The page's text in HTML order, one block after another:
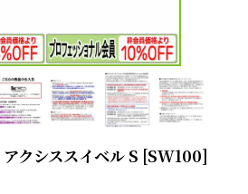
クシススイベル S [SW100]